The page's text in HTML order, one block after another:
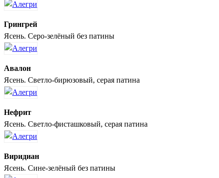
Грингрей
Ясень. Серо-зелёный без патины
Авалон
Ясень. Светло-бирюзовый, серая патина
Нефрит
Ясень. Светло-фисташковый, серая патина
Виридиан
Ясень. Сине-зелёный без патины